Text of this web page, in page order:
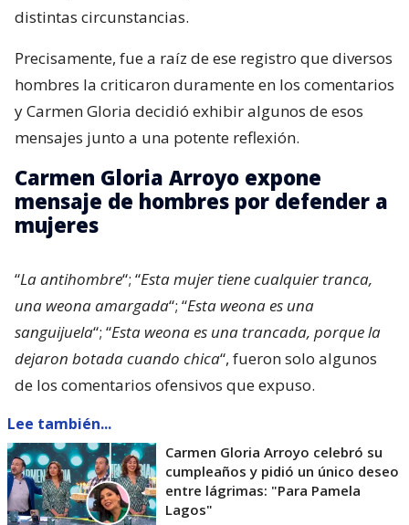
distintas circunstancias.
Precisamente, fue a raíz de ese registro que diversos
hombres la criticaron duramente en los comentarios
y Carmen Gloria decidió exhibir algunos de esos
mensajes junto a una potente reflexión.
Carmen Gloria Arroyo expone
mensaje de hombres por defender a
mujeres
“La antihombre“; “Esta mujer tiene cualquier tranca,
una weona amargada“; “Esta weona es una
sanguijuela“; “Esta weona es una trancada, porque la
dejaron botada cuando chica“, fueron solo algunos
de los comentarios ofensivos que expuso.
Lee también...
Carmen Gloria Arroyo celebró su
cumpleaños y pidió un único deseo
entre lágrimas: "Para Pamela
Lagos"